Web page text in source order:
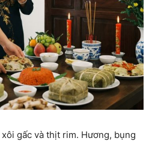
gấc và thịt rim. Hương, bụng